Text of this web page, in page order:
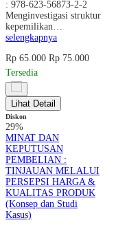
: 978-623-56873-2-2
Menginvestigasi struktur
kepemilikan…
selengkapnya
Rp 65.000 Rp 75.000
Tersedia
Lihat Detail
Diskon
29%
MINAT DAN
KEPUTUSAN
PEMBELIAN :
TINJAUAN MELALUI
PERSEPSI HARGA &
KUALITAS PRODUK
(Konsep dan Studi
Kasus)